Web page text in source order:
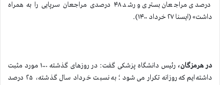
درصدی مراجعان بستری و رشد ۴۸ درصدی مراجعان سرپایی را به همراه
داشت» (ایسنا ۲۷ خرداد ۱۴۰۰).
در هرمزگان،
رئیس دانشگاه پزشکی گفت: در روزهای گذشته ۱۰۰۰ مورد مثبت
داشته‌ایم که روزانه تکرار می شود؛ به نسبت خرداد سال گذشته، ۲۵ درصد